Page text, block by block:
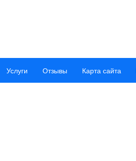
Услуги Отзывы Карта сайта